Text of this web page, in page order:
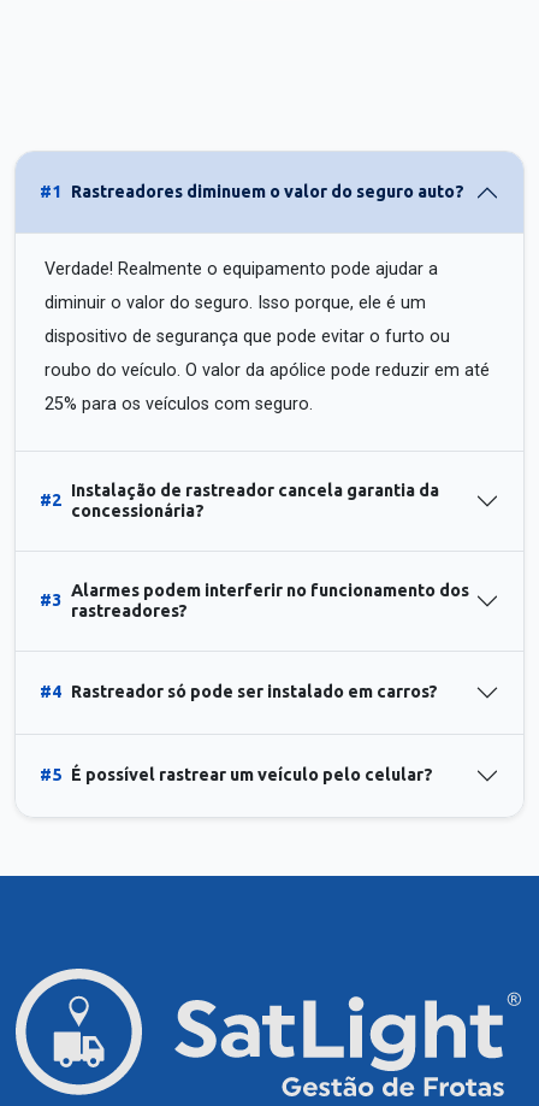
#1 Rastreadores diminuem o valor do seguro auto?
Verdade! Realmente o equipamento pode ajudar a
diminuir o valor do seguro. Isso porque, ele é um
dispositivo de segurança que pode evitar o furto ou
roubo do veículo. O valor da apólice pode reduzir em até
25% para os veículos com seguro.
#2
Instalação de rastreador cancela garantia da
concessionária?
#3
Alarmes podem interferir no funcionamento dos
rastreadores?
#4 Rastreador só pode ser instalado em carros?
#5 É possível rastrear um veículo pelo celular?